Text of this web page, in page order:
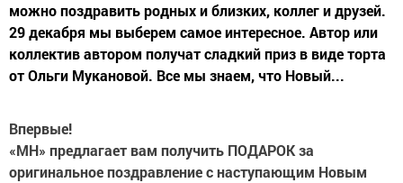
можно поздравить родных и близких, коллег и друзей.
29 декабря мы выберем самое интересное. Автор или
коллектив автором получат сладкий приз в виде торта
от Ольги Мукановой. Все мы знаем, что Новый...
Впервые!
«МН» предлагает вам получить ПОДАРОК за
оригинальное поздравление с наступающим Новым